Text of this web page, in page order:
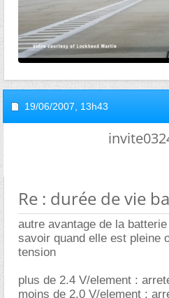
19/06/2007, 13h43
Re : durée de vie
autre avantage de la
savoir quand elle est pleine
tension
plus de 2.4 V/element :
moins de 2,0 V/element :